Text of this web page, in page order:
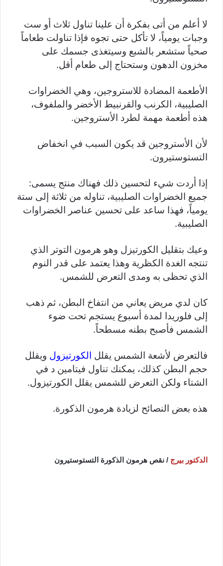
لا أعلم من أتى بفكرة أن علينا تناول ثلاث أو ست
وجبات يومياً، لا تأكل حتى تجوه فإذا تناولت طعاماً
صحياً ستشعر بالشبع وسيتغذى جسمك على
مخزون الدهون وستحتاج إلى طعام أقل.
الأطعمة المضادة للاستروجين، وهي الخضراوات
الصليبية، الكرنب والقرنبيط الأخضر والملفوف،
هذه أطعمة مهمة لطرد الأستروجين.
لأن الأستروجين قد يكون السبب في انخفاض
التستوستيرون.
إذا أردت شيء لتحسين ذلك فهناك منتج يسمى:
جميع الخضراوات الصليبية، تناوله من ثلاثة إلى ستة
يومياً، فهذا ساعد على تحسين عناصر الخضراوات
الصليبية.
وعيك بتقليل الكورتيزل وهو هرمون التوتر الذي
تنتجه الغدة الكظرية وهذا يعتمد على قدر النوم
الذي تحظى به ومدى التعرض للشمس.
كان لدي مريض يعاني من انتفاخ البطن، ثم ذهب
إلى فلوريدا لمدة أسبوع يستجم تحت ضوء
الشمس فأصبح بطنه مسطحاً.
فالتعرض لأشعة الشمس يقلل الكورتيزول ويقلل
حجم البطن كذلك، يمكنك تناول فيتامين د في
الشتاء ولكن التعرض للشمس يقلل الكورتيزول.
هذه بعض النصائح لزيادة هرمون الذكورة.
الدكتور بيرج / نقص هرمون الذكورة التستوستيرون